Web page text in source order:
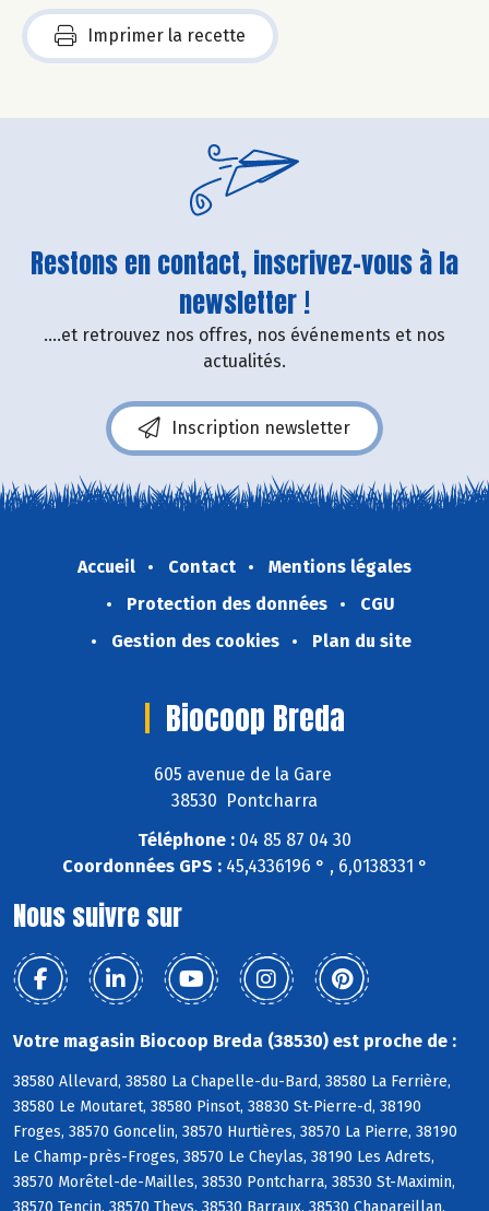
Imprimer la recette
Restons en contact, inscrivez-vous à la
newsletter !
....et retrouvez nos offres, nos événements et nos
actualités.
Inscription newsletter
Accueil Contact
Mentions légales
Protection des données
CGU
Gestion des cookies
Plan du site
Biocoop Breda
605 avenue de la Gare
38530 Pontcharra
Téléphone : 04 85 87 04 30
Coordonnées GPS :45,4336196 ° , 6,0138331 °
Nous suivre sur
Votre magasin Biocoop Breda (38530) est proche de :
38580 Allevard, 38580 La Chapelle-du-Bard, 38580 La Ferrière,
38580 Le Moutaret, 38580 Pinsot, 38830 St-Pierre-d, 38190
Froges, 38570 Goncelin, 38570 Hurtières, 38570 La Pierre, 38190
Le Champ-près-Froges, 38570 Le Cheylas, 38190 Les Adrets,
38570 Morêtel-de-Mailles, 38530 Pontcharra, 38530 St-Maximin,